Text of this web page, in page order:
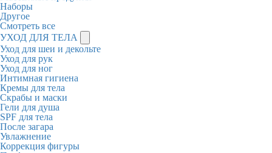
Наборы
Другое
Смотреть все
УХОД ДЛЯ ТЕЛА
Уход для шеи и декольте
Уход для рук
Уход для ног
Интимная гигиена
Кремы для тела
Скрабы и маски
Гели для душа
SPF для тела
После загара
Увлажнение
Коррекция фигуры